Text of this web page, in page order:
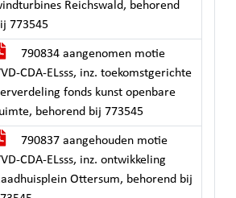
Reichswald, behorend
773545
790834 aangenomen motie
CDA-ELsss, inz. toekomstgerichte
fonds kunst openbare
behorend bij 773545
790837 aangehouden motie
CDA-ELsss, inz. ontwikkeling
Ottersum, behorend bij